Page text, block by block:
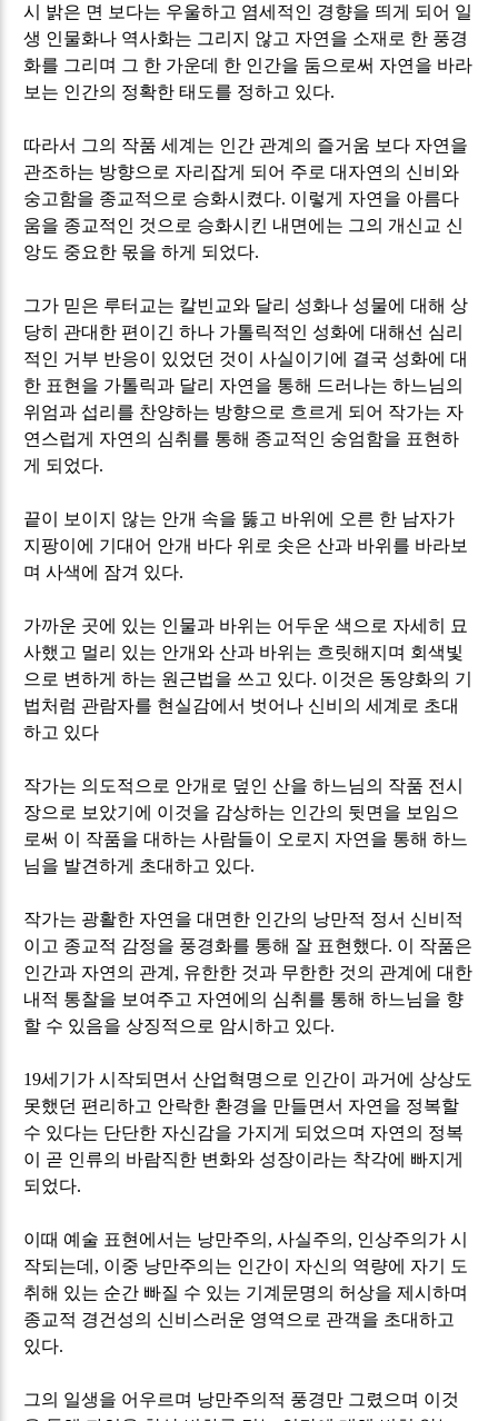
시 밝은 면 보다는 우울하고 염세적인 경향을 띄게 되어 일
생 인물화나 역사화는 그리지 않고 자연을 소재로 한 풍경
화를 그리며 그 한 가운데 한 인간을 둠으로써 자연을 바라
보는 인간의 정확한 태도를 정하고 있다.
따라서 그의 작품 세계는 인간 관계의 즐거움 보다 자연을
관조하는 방향으로 자리잡게 되어 주로 대자연의 신비와
숭고함을 종교적으로 승화시켰다. 이렇게 자연을 아름다
움을 종교적인 것으로 승화시킨 내면에는 그의 개신교 신
앙도 중요한 몫을 하게 되었다.
그가 믿은 루터교는 칼빈교와 달리 성화나 성물에 대해 상
당히 관대한 편이긴 하나 가톨릭적인 성화에 대해선 심리
적인 거부 반응이 있었던 것이 사실이기에 결국 성화에 대
한 표현을 가톨릭과 달리 자연을 통해 드러나는 하느님의
위엄과 섭리를 찬양하는 방향으로 흐르게 되어 작가는 자
연스럽게 자연의 심취를 통해 종교적인 숭엄함을 표현하
게 되었다.
끝이 보이지 않는 안개 속을 뚫고 바위에 오른 한 남자가
지팡이에 기대어 안개 바다 위로 솟은 산과 바위를 바라보
며 사색에 잠겨 있다.
가까운 곳에 있는 인물과 바위는 어두운 색으로 자세히 묘
사했고 멀리 있는 안개와 산과 바위는 흐릿해지며 회색빛
으로 변하게 하는 원근법을 쓰고 있다. 이것은 동양화의 기
법처럼 관람자를 현실감에서 벗어나 신비의 세계로 초대
하고 있다
작가는 의도적으로 안개로 덮인 산을 하느님의 작품 전시
장으로 보았기에 이것을 감상하는 인간의 뒷면을 보임으
로써 이 작품을 대하는 사람들이 오로지 자연을 통해 하느
님을 발견하게 초대하고 있다.
작가는 광활한 자연을 대면한 인간의 낭만적 정서 신비적
이고 종교적 감정을 풍경화를 통해 잘 표현했다. 이 작품은
인간과 자연의 관계 , 유한한 것과 무한한 것의 관계에 대한
내적 통찰을 보여주고 자연에의 심취를 통해 하느님을 향
할 수 있음을 상징적으로 암시하고 있다.
19세기가 시작되면서 산업혁명으로 인간이 과거에 상상도
못했던 편리하고 안락한 환경을 만들면서 자연을 정복할
수 있다는 단단한 자신감을 가지게 되었으며 자연의 정복
이 곧 인류의 바람직한 변화와 성장이라는 착각에 빠지게
되었다.
이때 예술 표현에서는 낭만주의 ,사실주의 , 인상주의가 시
작되는데 , 이중 낭만주의는 인간이 자신의 역량에 자기 도
취해 있는 순간 빠질 수 있는 기계문명의 허상을 제시하며
종교적 경건성의 신비스러운 영역으로 관객을 초대하고
있다.
그의 일생을 어우르며 낭만주의적 풍경만 그렸으며 이것